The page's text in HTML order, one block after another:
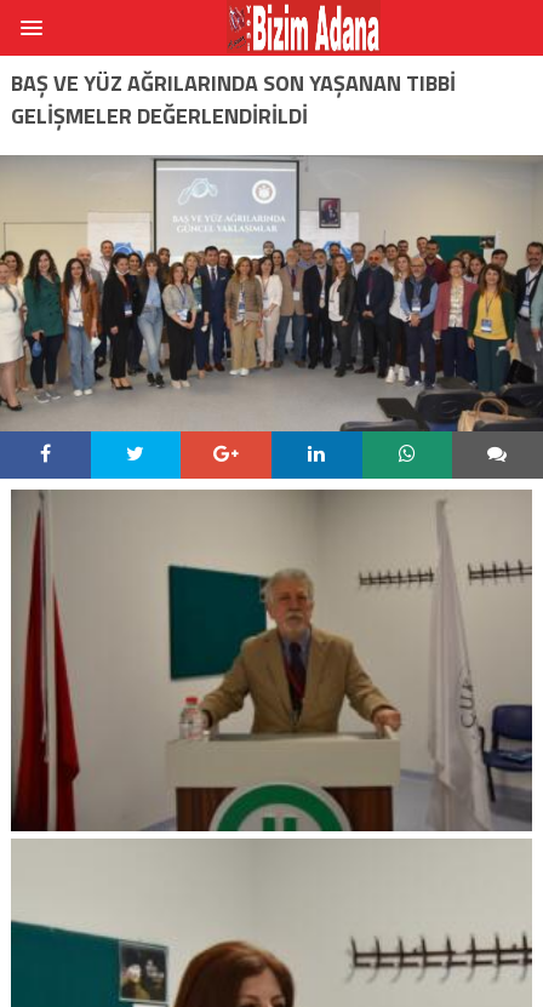
BAŞ VE YÜZ AĞRILARINDA SON YAŞANAN TIBBİ
GELİŞMELER DEĞERLENDİRİLDİ